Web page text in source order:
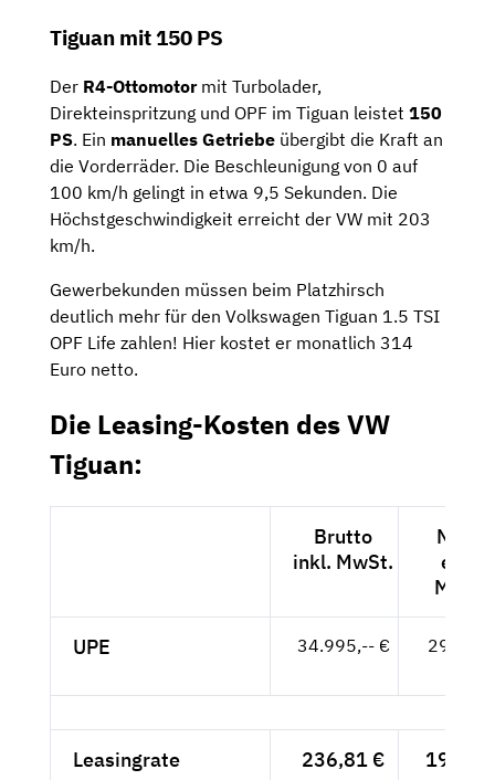
Tiguan mit 150 PS
Der R4-Ottomotormit Turbolader,
Direkteinspritzung und OPF im Tiguan leistet 150
PS. Ein manuelles Getriebe übergibt die Kraft an
die Vorderräder. Die Beschleunigung von 0 auf
100 km/h gelingt in etwa 9,5 Sekunden. Die
Höchstgeschwindigkeit erreicht der VW mit 203
km/h.
Gewerbekunden müssen beim Platzhirsch
deutlich mehr für den Volkswagen Tiguan 1.5 TSI
OPF Life zahlen! Hier kostet er monatlich 314
Euro netto.
Die Leasing-Kosten des VW
Tiguan:
Brutto
inkl. MwSt.
Netto
exkl.
MwSt.
UPE 34.995,-- €
Leasingrate 236,81 € 199,--